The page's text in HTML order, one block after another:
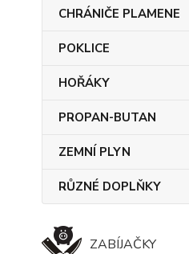
CHRÁNIČE PLAMENE
POKLICE
HOŘÁKY
PROPAN-BUTAN
ZEMNÍ PLYN
RŮZNÉ DOPLŇKY
ZABÍJAČKY